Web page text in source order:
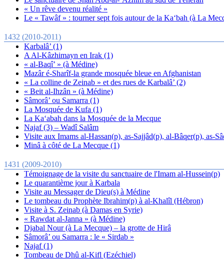
« Un rêve devenu réalité »
Le « Tawâf » : tourner sept fois autour de la Ka‘bah (à La
1432 (2010-2011)
Karbalâ’ (1)
A Al-Kâzhimayn en Irak (1)
« al-Baqî’ » (à Médine)
Mazâr é-Sharîf-la grande mosquée bleue en Afghanistan
« La colline de Zeinab » et des rues de Karbalâ’ (2)
« Beit al-Ihzân » (à Médine)
Sâmorâ’ ou Samarra (1)
La Mosquée de Kufa (1)
La Ka‘abah dans la Mosquée de la Mecque
Najaf (3) – Wadî Salâm
Visite aux Imams al-Hassan(p), as-Sajjâd(p), al-Bâqer(p), as-
Minâ à côté de La Mecque (1)
1431 (2009-2010)
Témoignage de la visite du sanctuaire de l'Imam al-Hussein(p)
Le quarantième jour à Karbala
Visite au Messager de Dieu(s) à Médine
Le tombeau du Prophète Ibrahim(p) à al-Khalîl (Hébron)
Visite à S. Zeinab (à Damas en Syrie)
« Rawdat al-Janna » (à Médine)
Djabal Nour (à La Mecque) – la grotte de Hirâ
Sâmorâ’ ou Samarra : le « Sirdab »
Najaf (1)
Tombeau de Dhû al-Kifl (Ezéchiel)